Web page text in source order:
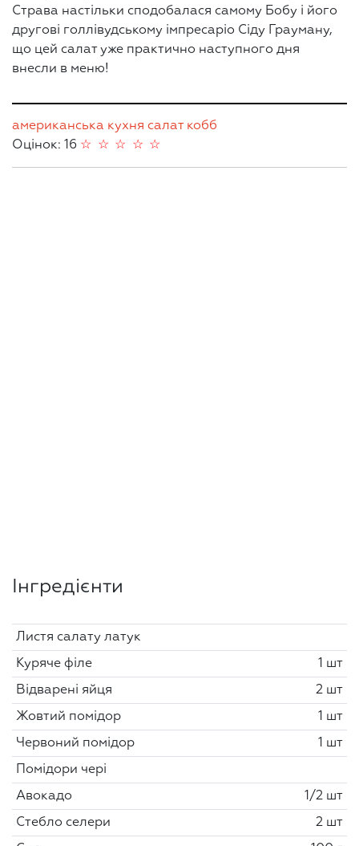
Страва настільки сподобалася самому Бобу і його
другові голлівудському імпресаріо Сіду Грауману,
що цей салат уже практично наступного дня
внесли в меню!
американська кухня салат кобб
Оцінок: 16
☆
☆
☆
☆
☆
Інгредієнти
Листя салату латук
Куряче філе 1 шт
Відварені яйця 2 шт
Жовтий помідор 1 шт
Червоний помідор 1 шт
Помідори чері
Авокадо 1/2 шт
Стебло селери 2 шт